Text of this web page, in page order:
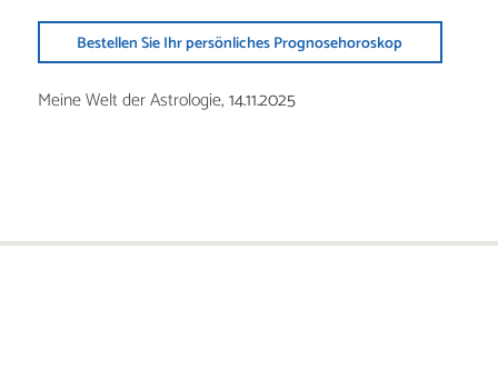
Bestellen Sie Ihr persönliches Prognosehoroskop
Meine Welt der Astrologie,14.11.2025